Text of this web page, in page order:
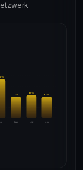
Jan
%
Feb
12%
Mär
13%
Apr
12%